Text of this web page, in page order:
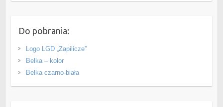
Do pobrania:
Logo LGD „Zapilicze”
Belka – kolor
Belka czarno-biała